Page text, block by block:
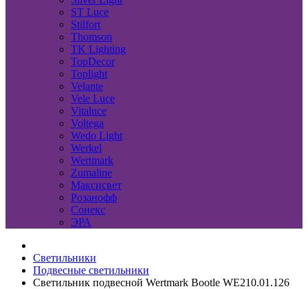
ST Luce
Stilfort
Thomson
TK Lighting
TopDecor
Toplight
Velante
Vele Luce
Vitaluce
Voltega
Wedo Light
Werkel
Wertmark
Zumaline
Максисвет
Розанофф
Сонекс
ЭРА
Светильники
Подвесные светильники
Светильник подвесной Wertmark Bootle WE210.01.126